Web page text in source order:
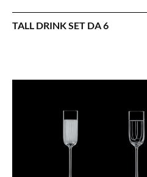
TALL DRINK SET DA 6